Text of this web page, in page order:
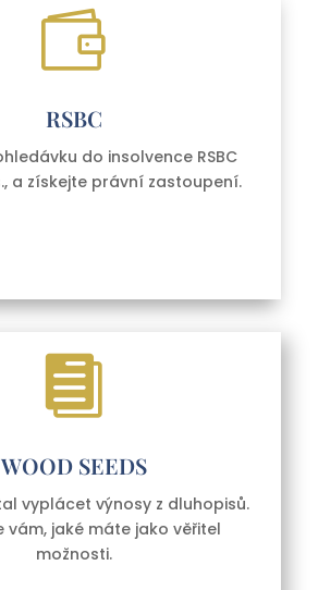

RSBC
do insolvence RSBC
a získejte právní zastoupení.

WOOD SEEDS
vyplácet výnosy z dluhopisů.
vám, jaké máte jako věřitel
možnosti.